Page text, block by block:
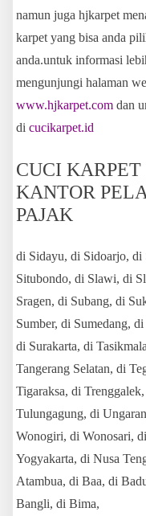
namun juga hjkarpet
karpet yang bisa anda
anda.untuk informasi
mengunjungi halaman
www.hjkarpet.com dan
di cucikarpet.id
CUCI
KANTOR
PAJAK
di Sidayu, di Sidoarjo, di
Situbondo, di Slawi, di
Sragen, di Subang, di
Sumber, di Sumedang,
di Surakarta, di
Tangerang Selatan, di
Tigaraksa, di
Tulungagung, di
Wonogiri, di Wonosari,
Yogyakarta, di Nusa
Atambua, di Baa, di
Bangli, di Bima,